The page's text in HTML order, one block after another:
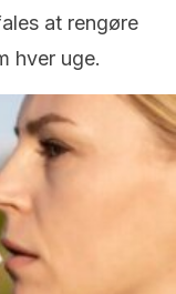
at rengøre
hver uge.